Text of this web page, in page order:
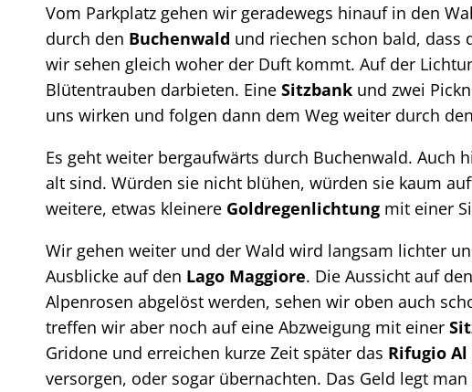
Vom Parkplatz gehen wir geradewegs hinauf in den
durch den Buchenwald und riechen schon bald, dass
wir sehen gleich woher der Duft kommt. Auf der
Blütentrauben darbieten. Eine Sitzbank und zwei
uns wirken und folgen dann dem Weg weiter durch den
Es geht weiter bergaufwärts durch Buchenwald. Auch
alt sind. Würden sie nicht blühen, würden sie kaum
weitere, etwas kleinere Goldregenlichtung mit einer
Wir gehen weiter und der Wald wird langsam lichter
Ausblicke auf den Lago Maggiore. Die Aussicht auf
Alpenrosen abgelöst werden, sehen wir oben auch
treffen wir aber noch auf eine Abzweigung mit einer
Gridone und erreichen kurze Zeit später das Rifugio Al
versorgen, oder sogar übernachten. Das Geld legt